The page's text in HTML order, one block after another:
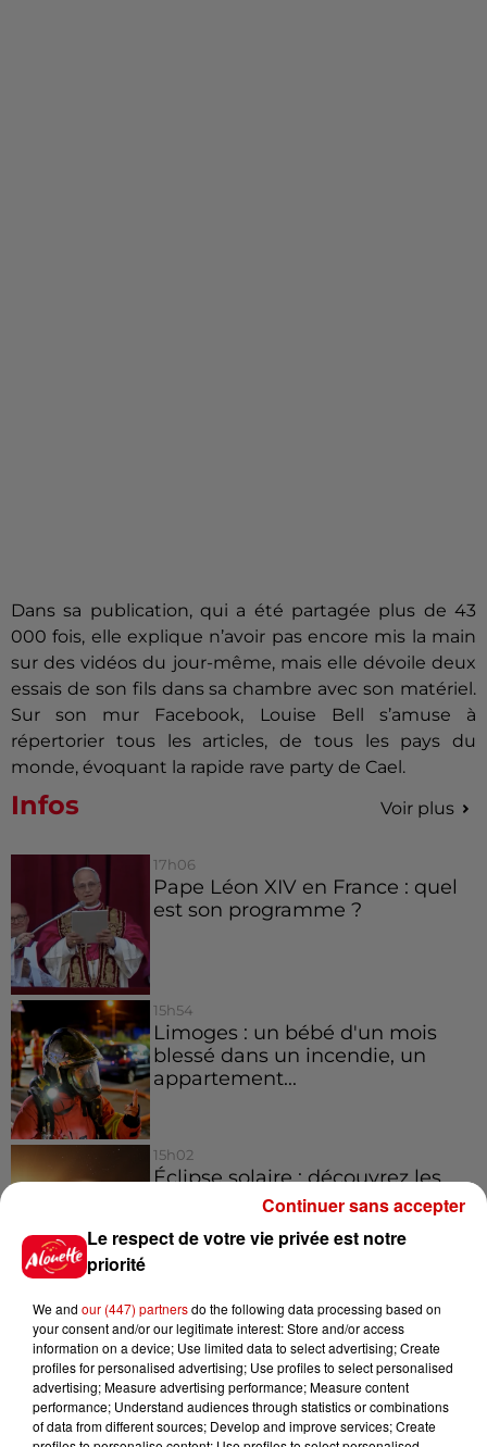
Dans sa publication, qui a été partagée plus de 43
000 fois, elle explique n’avoir pas encore mis la main
sur des vidéos du jour-même, mais elle dévoile deux
essais de son fils dans sa chambre avec son matériel.
Sur son mur Facebook, Louise Bell s’amuse à
répertorier tous les articles, de tous les pays du
monde, évoquant la rapide rave party de Cael.
Infos Voir plus
17h06
Pape Léon XIV en France : quel
est son programme ?
15h54
Limoges : un bébé d'un mois
blessé dans un incendie, un
appartement...
15h02
Éclipse solaire : découvrez les
meilleurs spots d'observation
À LA UNE : professeur
condamné, repreneurs pour
Duralex et la...
Le respect de votre vie privée est notre
priorité
We and our (447) partnersdo the following data processing based on
your consent and/or our legitimate interest: Store and/or access
information on a device; Use limited data to select advertising; Create
profiles for personalised advertising; Use profiles to select personalised
advertising; Measure advertising performance; Measure content
performance; Understand audiences through statistics or combinations
of data from different sources; Develop and improve services; Create
Continuer sans accepter